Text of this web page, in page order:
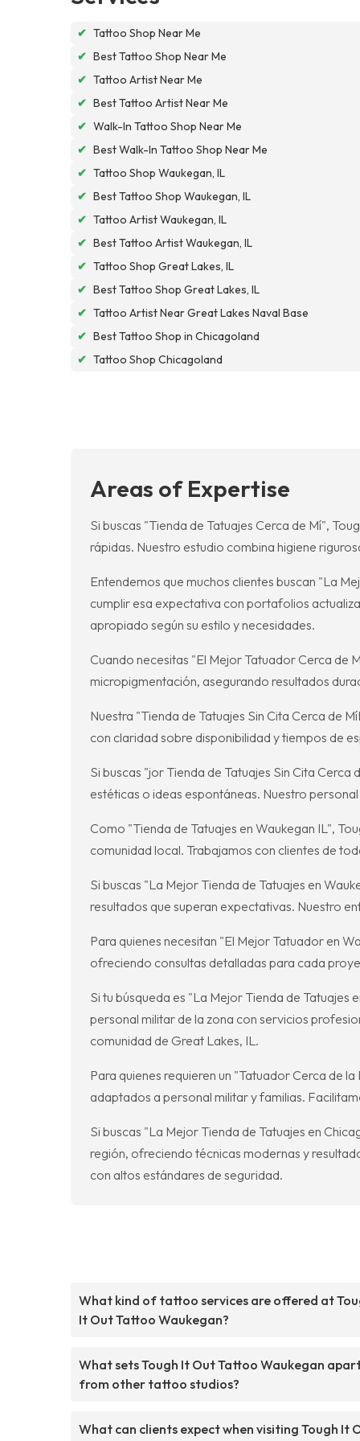
✔ Tattoo Shop Near Me
✔ Best Tattoo Shop Near Me
✔ Tattoo Artist Near Me
✔ Best Tattoo Artist Near Me
✔ Walk-In Tattoo Shop Near Me
✔ Best Walk-In Tattoo Shop Near Me
✔ Tattoo Shop Waukegan, IL
✔ Best Tattoo Shop Waukegan, IL
✔ Tattoo Artist Waukegan, IL
✔ Best Tattoo Artist Waukegan, IL
✔ Tattoo Shop Great Lakes, IL
✔ Best Tattoo Shop Great Lakes, IL
✔ Tattoo Artist Near Great Lakes Naval Base
✔ Best Tattoo Shop in Chicagoland
✔ Tattoo Shop Chicagoland
Areas of Expertise
Si buscas "Tienda de Tatuajes Cerca de Mí",
rápidas. Nuestro estudio combina higiene
Entendemos que muchos clientes buscan "La
cumplir esa expectativa con portafolios
apropiado según su estilo y necesidades.
Cuando necesitas "El Mejor Tatuador Cerca de
micropigmentación, asegurando resultados
Nuestra "Tienda de Tatuajes Sin Cita Cerca de
con claridad sobre disponibilidad y tiempos de
Si buscas "jor Tienda de Tatuajes Sin Cita
estéticas o ideas espontáneas. Nuestro
Como "Tienda de Tatuajes en Waukegan IL",
comunidad local. Trabajamos con clientes de
Si buscas "La Mejor Tienda de Tatuajes en
resultados que superan expectativas. Nuestro
Para quienes necesitan "El Mejor Tatuador en
ofreciendo consultas detalladas para cada
Si tu búsqueda es "La Mejor Tienda de
personal militar de la zona con servicios
comunidad de Great Lakes, IL.
Para quienes requieren un "Tatuador Cerca de
adaptados a personal militar y familias.
Si buscas "La Mejor Tienda de Tatuajes en
región, ofreciendo técnicas modernas y
con altos estándares de seguridad.
What kind of tattoo services are offered at
It Out Tattoo Waukegan?
What sets Tough It Out Tattoo Waukegan
from other tattoo studios?
What can clients expect when visiting Tough It